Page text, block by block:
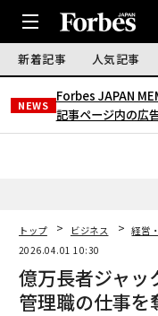
新着記事 人気記事
NEWS
Forbes JAPAN
記事ページ内の広
トップ ビジネス 経営
2026.04.01 10:30
億万長者ジャッ
管理職の仕事を